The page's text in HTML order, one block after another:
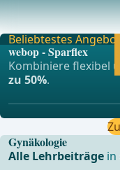
... - Operationen aus
Beliebtestes Angebot
webop - Sparflex
Kombiniere flexibel
zu 50%.
Gynäkologie
Alle Lehrbeiträge in